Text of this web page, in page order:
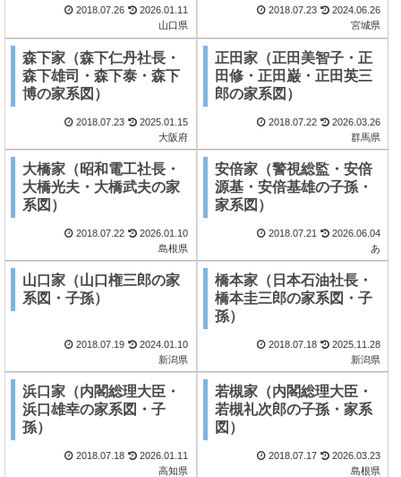
2018.07.26
2026.01.11
山口県
2018.07.23
2024.06.26
宮城県
森下家（森下仁丹社長・
森下雄司・森下泰・森下
博の家系図）
2018.07.23
2025.01.15
大阪府
正田家（正田美智子・正
田修・正田巌・正田英三
郎の家系図）
2018.07.22
2026.03.26
群馬県
大橋家（昭和電工社長・
大橋光夫・大橋武夫の家
系図）
2018.07.22
2026.01.10
島根県
安倍家（警視総監・安倍
源基・安倍基雄の子孫・
家系図）
2018.07.21
2026.06.04
あ
山口家（山口権三郎の家
系図・子孫）
2018.07.19
2024.01.10
新潟県
橋本家（日本石油社長・
橋本圭三郎の家系図・子
孫）
2018.07.18
2025.11.28
新潟県
浜口家（内閣総理大臣・
浜口雄幸の家系図・子
孫）
2018.07.18
2026.01.11
高知県
若槻家（内閣総理大臣・
若槻礼次郎の子孫・家系
図）
2018.07.17
2026.03.23
島根県